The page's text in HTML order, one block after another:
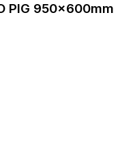
PIG 950x600mm